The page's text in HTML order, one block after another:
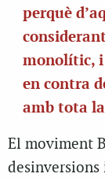
perquè
monolític, i
en contra
amb tota
El moviment
desinversions